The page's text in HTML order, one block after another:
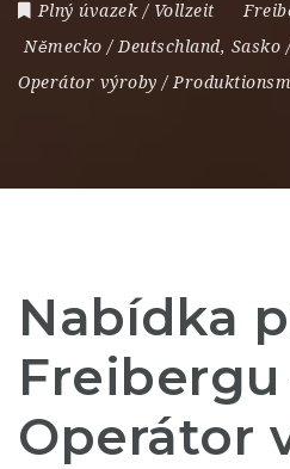
Plný úvazek / Vollzeit
Německo / Deutschland, Sasko
Operátor výroby /
Nabídka
Freibergu
Operátor